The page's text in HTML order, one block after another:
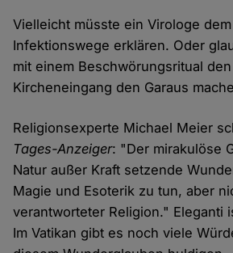
Vielleicht müsste ein Virologe
Infektionswege erklären. Oder
mit einem Beschwörungsritual
Kircheneingang den Garaus
Religionsexperte Michael Meier
Tages-Anzeiger: "Der mirakulöse
Natur außer Kraft setzende
Magie und Esoterik zu tun, aber
verantworteter Religion." Eleganti
Im Vatikan gibt es noch viele